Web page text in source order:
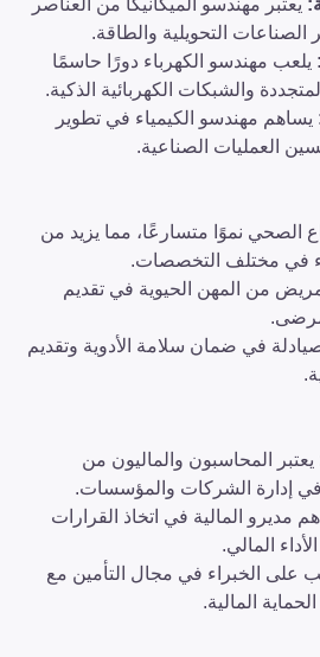
: يعتبر مهندسو الميكانيكا من العناصر
الصناعات التحويلية والطاقة.
: يلعب مهندسو الكهرباء دورًا حاسمًا
والشبكات الكهربائية الذكية.
يساهم مهندسو الكيمياء في تطوير
العمليات الصناعية.
الصحي نموًا متسارعًا، مما يزيد من
في مختلف التخصصات.
من المهن الحيوية في تقديم
في ضمان سلامة الأدوية وتقديم
يعتبر المحاسبون والماليون من
في إدارة الشركات والمؤسسات.
مديرو المالية في اتخاذ القرارات
المالي.
على الخبراء في مجال التأمين مع
المالية.